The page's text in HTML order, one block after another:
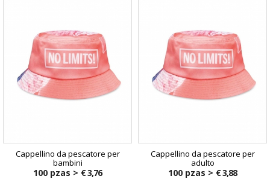
Cappellino da pescatore per
bambini
100 pzas > € 3,76
Cappellino da pescatore per
adulto
100 pzas > € 3,88